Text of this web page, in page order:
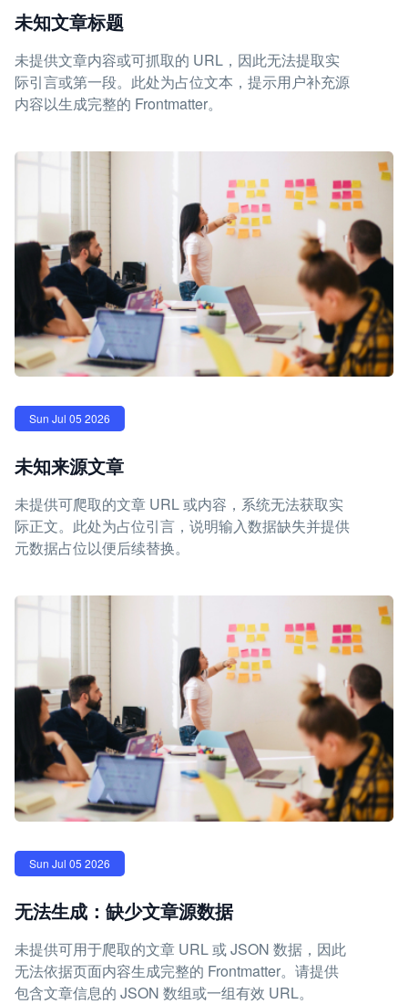
未知文章标题
未提供文章内容或可抓取的 URL，因此无法提取实
际引言或第一段。此处为占位文本，提示用户补充源
内容以生成完整的 Frontmatter。
Sun Jul 05 2026
未知来源文章
未提供可爬取的文章 URL 或内容，系统无法获取实
际正文。此处为占位引言，说明输入数据缺失并提供
元数据占位以便后续替换。
Sun Jul 05 2026
无法生成：缺少文章源数据
未提供可用于爬取的文章 URL 或 JSON 数据，因此
无法依据页面内容生成完整的 Frontmatter。请提供
包含文章信息的 JSON 数组或一组有效 URL。